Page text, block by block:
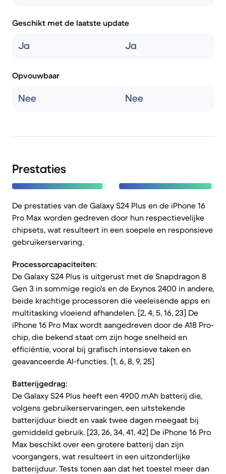
Geschikt met de laatste update
Ja Ja
Opvouwbaar
Nee Nee
Prestaties
De prestaties van de Galaxy S24 Plus en de iPhone 16
Pro Max worden gedreven door hun respectievelijke
chipsets, wat resulteert in een soepele en responsieve
gebruikerservaring.
Processorcapaciteiten:
De Galaxy S24 Plus is uitgerust met de Snapdragon 8
Gen 3 in sommige regio's en de Exynos 2400 in andere,
beide krachtige processoren die veeleisende apps en
multitasking vloeiend afhandelen. [2, 4, 5, 16, 23] De
iPhone 16 Pro Max wordt aangedreven door de A18 Pro-
chip, die bekend staat om zijn hoge snelheid en
efficiëntie, vooral bij grafisch intensieve taken en
geavanceerde AI-functies. [1, 6, 8, 9, 25]
Batterijgedrag:
De Galaxy S24 Plus heeft een 4900 mAh batterij die,
volgens gebruikerservaringen, een uitstekende
batterijduur biedt en vaak twee dagen meegaat bij
gemiddeld gebruik. [23, 26, 34, 41, 42] De iPhone 16 Pro
Max beschikt over een grotere batterij dan zijn
voorgangers, wat resulteert in een uitzonderlijke
batterijduur. Tests tonen aan dat het toestel meer dan